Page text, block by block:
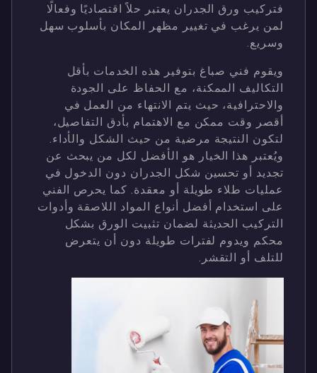
فتركيب ورق الجدران يعتبر حلاً اقتصاديًا وفعالًا
لمن يرغب في تغيير مظهر المكان بأسلوب سهل
وسريع.
ويقوم فني صباغ بتوفير هذه الخدمات بأقل
التكاليف الممكنة، مع الحفاظ على الجودة
والاحترافية، حيث يتم الانتهاء من العمل في
أقصر وقت ممكن مع الاهتمام بأدق التفاصيل،
لتكون النتيجة مرضية من حيث الشكل والأداء.
ويُعتبر هذا الخيار هو الأفضل لكل من يبحث عن
تجديد أو تحسين شكل الجدران دون الدخول في
عمليات طلاء طويلة أو معقدة. كما يحرص الفني
على استخدام أفضل أنواع المواد اللاصقة وأدوات
التركيب الحديثة لضمان تثبيت الورق بشكل
محكم ويدوم لفترات طويلة دون أن يتعرض
للتلف أو التقشر.